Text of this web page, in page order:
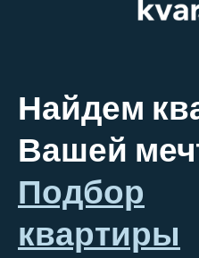
Найдем
Вашей
Подбор
квартиры